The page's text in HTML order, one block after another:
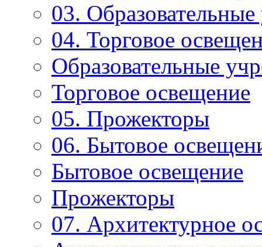
03.
04. Торговое
Образовательные
Торговое освещение
05. Прожекторы
06. Бытовое
Бытовое освещение
Прожекторы
07. Архитектурное